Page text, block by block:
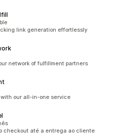
link generation effortlessly
network of fulfillment partners
our all-in-one service
checkout até a entrega ao cliente